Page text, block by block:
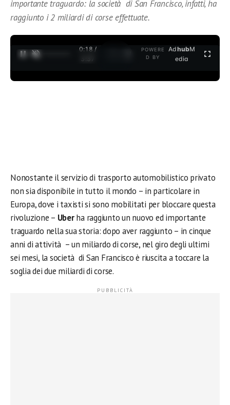
importante traguardo: la società di San Francisco, infatti, ha
raggiunto i 2 miliardi di corse effettuate.
0:19 /
3:37
POWERE
D BY
AdhubM
edia
Nonostante il servizio di trasporto automobilistico privato
non sia disponibile in tutto il mondo – in particolare in
Europa, dove i taxisti si sono mobilitati per bloccare questa
rivoluzione – Uberha raggiunto un nuovo ed importante
traguardo nella sua storia: dopo aver raggiunto – in cinque
anni di attività – un miliardo di corse, nel giro degli ultimi
sei mesi, la società di San Francisco è riuscita a toccare la
soglia dei due miliardi di corse.